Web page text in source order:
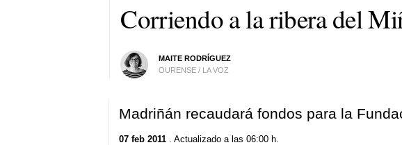
Corriendo a la ribera del
MAITE RODRÍGUEZ
OURENSE / LA VOZ
Madriñán recaudará fondos para la
07 feb 2011. Actualizado a las 06:00 h.